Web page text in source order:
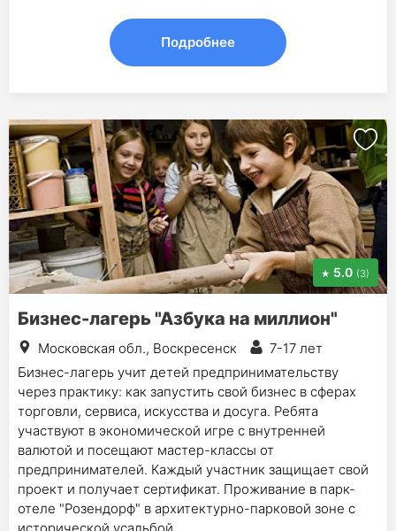
Подробнее
5.0 (3)
Бизнес-лагерь "Азбука на миллион"
Московская обл., Воскресенск
7-17 лет
Бизнес-лагерь учит детей предпринимательству
через практику: как запустить свой бизнес в сферах
торговли, сервиса, искусства и досуга. Ребята
участвуют в экономической игре с внутренней
валютой и посещают мастер-классы от
предпринимателей. Каждый участник защищает свой
проект и получает сертификат. Проживание в парк-
отеле "Розендорф" в архитектурно-парковой зоне с
исторической усадьбой.